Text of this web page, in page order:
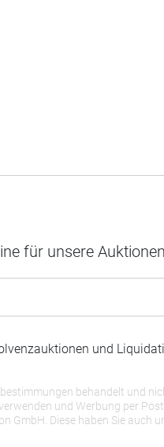
für unsere
und
behandelt und
und Werbung per
GmbH. Diese haben Sie